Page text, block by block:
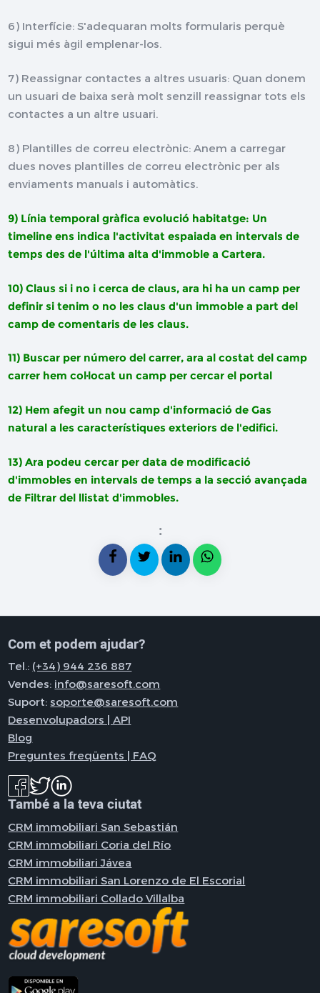
6) Interfície: S'adequaran molts formularis perquè
sigui més àgil emplenar-los.
7) Reassignar contactes a altres usuaris: Quan donem
un usuari de baixa serà molt senzill reassignar tots els
contactes a un altre usuari.
8) Plantilles de correu electrònic: Anem a carregar
dues noves plantilles de correu electrònic per als
enviaments manuals i automàtics.
9) Línia temporal gràfica evolució habitatge: Un
timeline ens indica l'activitat espaiada en intervals de
temps des de l'última alta d'immoble a Cartera.
10) Claus si i no i cerca de claus, ara hi ha un camp per
definir si tenim o no les claus d'un immoble a part del
camp de comentaris de les claus.
11) Buscar per número del carrer, ara al costat del camp
carrer hem col·locat un camp per cercar el portal
12) Hem afegit un nou camp d'informació de Gas
natural a les característiques exteriors de l'edifici.
13) Ara podeu cercar per data de modificació
d'immobles en intervals de temps a la secció avançada
de Filtrar del llistat d'immobles.
:
Com et podem ajudar?
Tel.: (+34) 944 236 887
Vendes: info@saresoft.com
Suport:soporte@saresoft.com
Desenvolupadors | API
Blog
Preguntes freqüents | FAQ
També a la teva ciutat
CRM immobiliari San Sebastián
CRM immobiliari Coria del Río
CRM immobiliari Jávea
CRM immobiliari San Lorenzo de El Escorial
CRM immobiliari Collado Villalba